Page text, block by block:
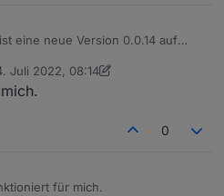
eine neue Version 0.0.14 auf
an@ Reiner1962
Juli 2022, 08:14
von Silversurfer 0
0
für mich.